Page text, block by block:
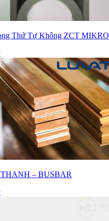
Thứ Tự Không ZCT MIKRO
– BUSBAR